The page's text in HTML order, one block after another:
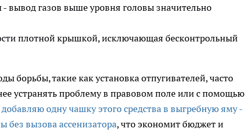
вывод газов выше уровня головы значительно
плотной крышкой, исключающая бесконтрольный
борьбы, такие как установка отпугивателей, часто
устранять проблему в правовом поле или с помощью
добавляю одну чашку этого средства в выгребную яму -
без вызова ассенизатора, что экономит бюджет и